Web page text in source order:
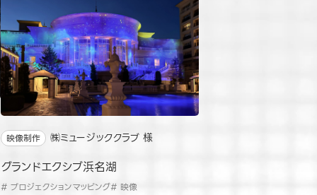
映像制作 ㈱ミュージッククラブ 様
グランドエクシブ浜名湖
# プロジェクションマッピング# 映像